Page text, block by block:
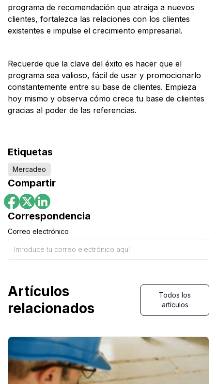
programa de recomendación que atraiga a nuevos
clientes, fortalezca las relaciones con los clientes
existentes e impulse el crecimiento empresarial.
Recuerde que la clave del éxito es hacer que el
programa sea valioso, fácil de usar y promocionarlo
constantemente entre su base de clientes. Empieza
hoy mismo y observa cómo crece tu base de clientes
gracias al poder de las referencias.
Etiquetas
Mercadeo
Compartir
Correspondencia
Correo electrónico
Artículos
relacionados
Todos los
artículos